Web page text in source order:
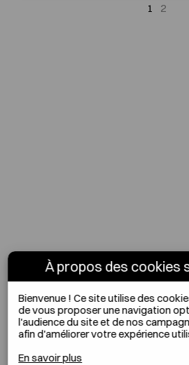
1 2
À propos des cookies
Bienvenue !Ce site utilise des
de vous proposer une navigation
l'audience du site et de nos
afin d'améliorer votre expérience
En savoir plus